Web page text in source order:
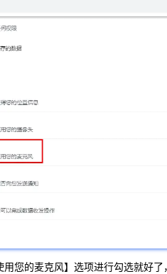
您的麦克风】选项进行勾选就好了